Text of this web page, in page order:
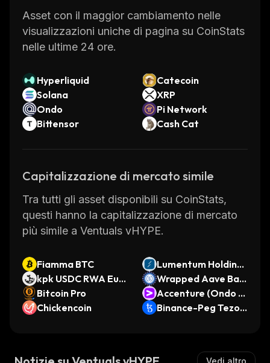
Asset con il maggior cambiamento nelle
visualizzazioni uniche di pagina su CoinStats
nelle ultime 24 ore.
Hyperliquid
Catecoin
Solana
XRP
Ondo
Pi Network
Bittensor
Cash Cat
Capitalizzazione di mercato simile
Tra tutti gli asset disponibili su CoinStats,
questi hanno la capitalizzazione di mercato
più simile a Ventuals vHYPE.
Fiamma BTC
Lumentum Holdings
(Ondo Tokenized)
kpk USDC RWA Eule
r Vault (Ethereum)
Wrapped Aave Bas
e USDC
Bitcoin Pro
Accenture (Ondo T
okenized Stock)
Chickencoin
Binance-Peg Tezos
Vedi altro